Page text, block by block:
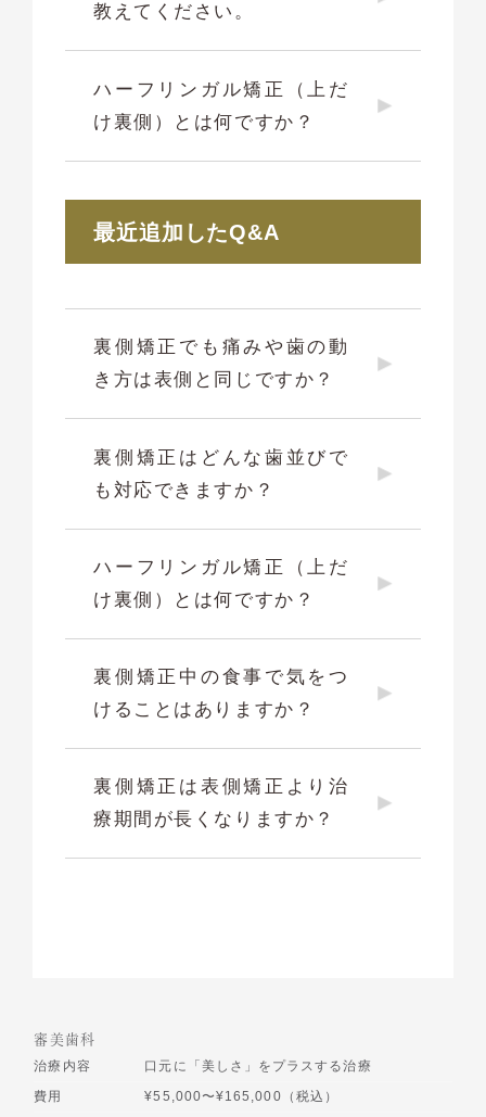
教えてください。
ハーフリンガル矯正（上だ
け裏側）とは何ですか？
最近追加したQ&A
裏側矯正でも痛みや歯の動
き方は表側と同じですか？
裏側矯正はどんな歯並びで
も対応できますか？
ハーフリンガル矯正（上だ
け裏側）とは何ですか？
裏側矯正中の食事で気をつ
けることはありますか？
裏側矯正は表側矯正より治
療期間が長くなりますか？
審美歯科
治療内容
口元に「美しさ」をプラスする治療
費用
¥55,000〜¥165,000（税込）